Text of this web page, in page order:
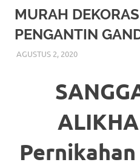
More
hints
rolex
.
website
https://
MURAH
PENGANTIN
AGUSTUS 2, 2020RIASALIKHA
RIAS